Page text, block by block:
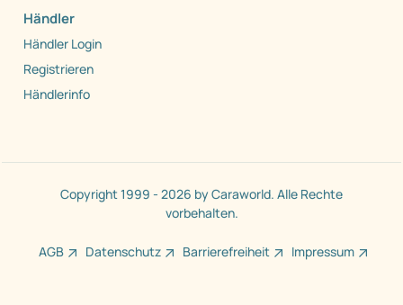
Händler
Händler Login
Registrieren
Händlerinfo
Copyright 1999 - 2026 by Caraworld. Alle Rechte
vorbehalten.
AGB Datenschutz Barrierefreiheit Impressum